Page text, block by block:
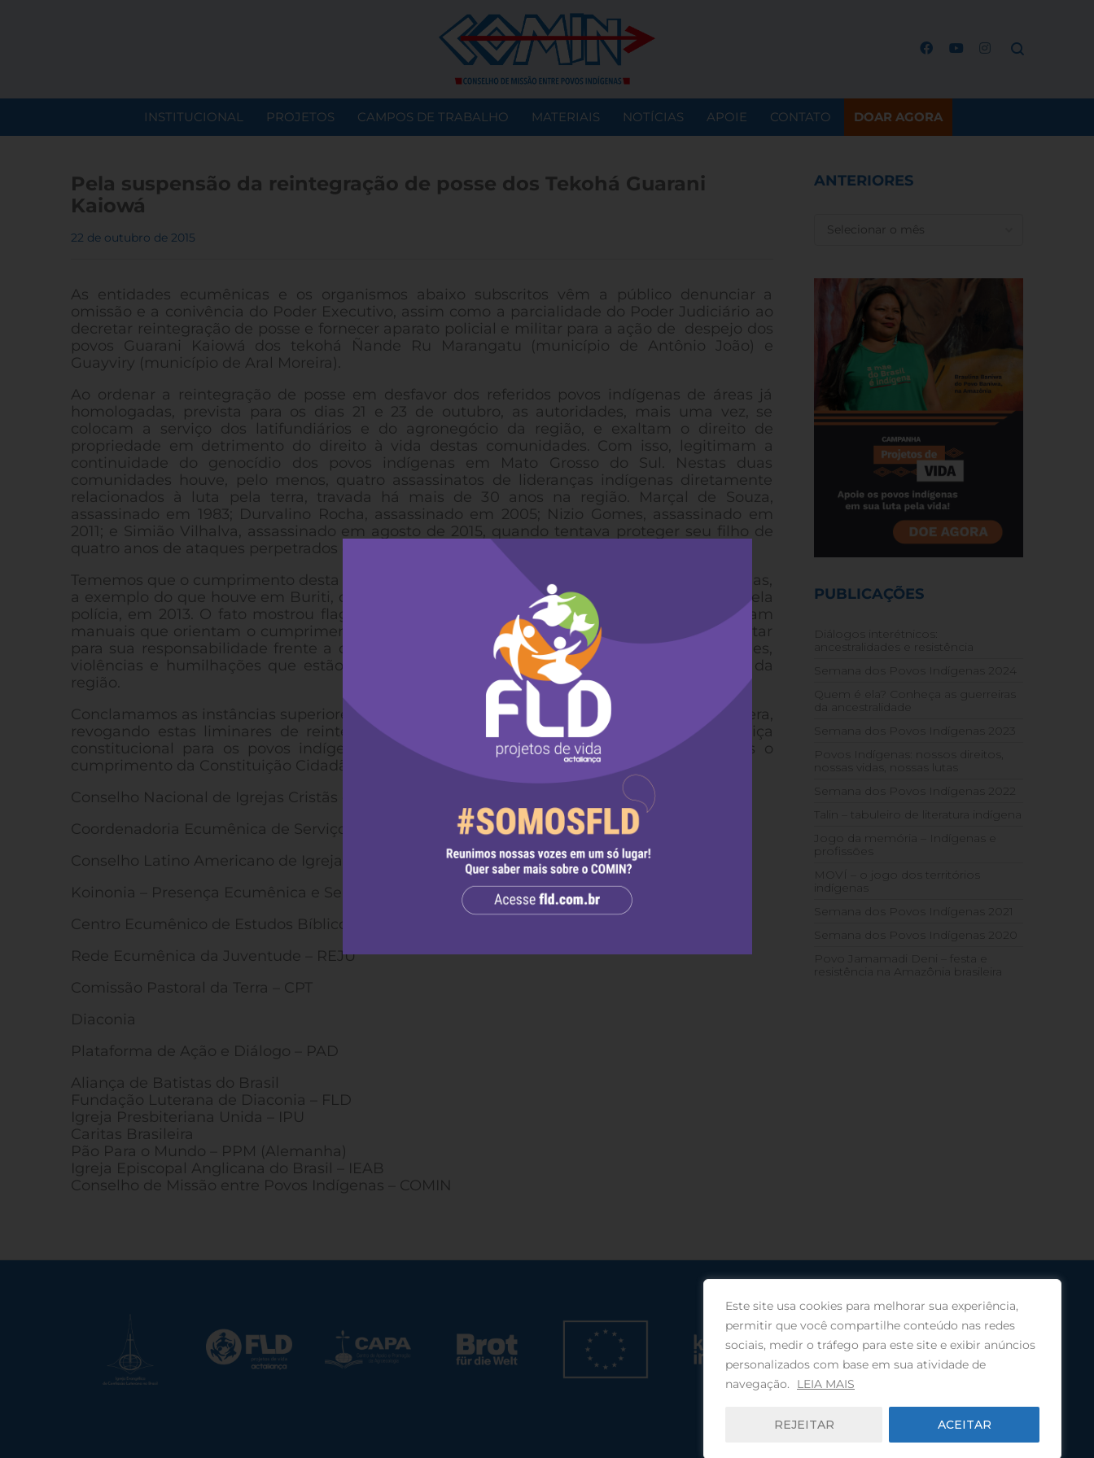
Este site usa cookies para melhorar sua experiência,
permitir que você compartilhe conteúdo nas redes
sociais, medir o tráfego para este site e exibir anúncios
personalizados com base em sua atividade de
navegação.
LEIA MAIS
REJEITAR ACEITAR
INSTITUCIONAL PROJETOS CAMPOS DE TRABALHO MATERIAIS NOTÍCIAS APOIE CONTATO DOAR AGORA
Pela suspensão da reintegração de posse dos Tekohá Guarani
Kaiowá
22 de outubro de 2015
As entidades ecumênicas e os organismos abaixo subscritos vêm a público denunciar a
omissão e a conivência do Poder Executivo, assim como a parcialidade do Poder Judiciário ao
decretar reintegração de posse e fornecer aparato policial e militar para a ação de despejo dos
povos Guarani Kaiowá dos tekohá Ñande Ru Marangatu (município de Antônio João) e
Guayviry (município de Aral Moreira).
Ao ordenar a reintegração de posse em desfavor dos referidos povos indígenas de áreas já
homologadas, prevista para os dias 21 e 23 de outubro, as autoridades, mais uma vez, se
colocam a serviço dos latifundiários e do agronegócio da região, e exaltam o direito de
propriedade em detrimento do direito à vida destas comunidades. Com isso, legitimam a
continuidade do genocídio dos povos indígenas em Mato Grosso do Sul. Nestas duas
comunidades houve, pelo menos, quatro assassinatos de lideranças indígenas diretamente
relacionados à luta pela terra, travada há mais de 30 anos na região. Marçal de Souza,
assassinado em 1983; Durvalino Rocha, assassinado em 2005; Nizio Gomes, assassinado em
2011; e Simião Vilhalva, assassinado em agosto de 2015, quando tentava proteger seu filho de
quatro anos de ataques perpetrados covardemente por fazendeiros.
Tememos que o cumprimento desta ordem judicial leve a mais ataques e mortes de indígenas,
a exemplo do que houve em Buriti, quando Oziel Gabriel, do povo Terena, foi assassinado pela
polícia, em 2013. O fato mostrou flagrante despreparo das forças de segurança, que violaram
manuais que orientam o cumprimento destes tipos de ação. As autoridades deveriam atentar
para sua responsabilidade frente a outras consequências que poderão advir das hostilidades,
violências e humilhações que estão sendo impostas aos Guarani Kaiowá e outras etnias da
região.
Conclamamos as instâncias superiores do poder judiciário a corrigir esta parcialidade mortífera,
revogando estas liminares de reintegração de posse, primando pelo diálogo e pela justiça
constitucional para os povos indígenas destas comunidades que aguardam há décadas o
cumprimento da Constituição Cidadã em defesa de suas vidas.
Conselho Nacional de Igrejas Cristãs do Brasil – CONIC
Coordenadoria Ecumênica de Serviço – CESE
Conselho Latino Americano de Igrejas/Brasil – CLAI Brasil
Koinonia – Presença Ecumênica e Serviço
Centro Ecumênico de Estudos Bíblicos – CEBI
Rede Ecumênica da Juventude – REJU
Comissão Pastoral da Terra – CPT
Diaconia
Plataforma de Ação e Diálogo – PAD
Aliança de Batistas do Brasil
Fundação Luterana de Diaconia – FLD
Igreja Presbiteriana Unida – IPU
Caritas Brasileira
Pão Para o Mundo – PPM (Alemanha)
Igreja Episcopal Anglicana do Brasil – IEAB
Conselho de Missão entre Povos Indígenas – COMIN
ANTERIORES
PUBLICAÇÕES
Diálogos interétnicos:
ancestralidades e resistência
Semana dos Povos Indígenas 2024
Quem é ela? Conheça as guerreiras
da ancestralidade
Semana dos Povos Indígenas 2023
Povos Indígenas: nossos direitos,
nossas vidas, nossas lutas
Semana dos Povos Indígenas 2022
Talin – tabuleiro de literatura indígena
Jogo da memória – Indígenas e
profissões
MOVÍ – o jogo dos territórios
indígenas
Semana dos Povos Indígenas 2021
Semana dos Povos Indígenas 2020
Povo Jamamadi Deni – festa e
resistência na Amazônia brasileira